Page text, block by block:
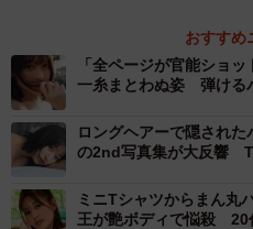
おすすめ
「全ページが官能ショ
一糸まとわぬ姿 弾ける
ロングヘアーで隠され
の2nd写真集が大反響 T
ミニTシャツからまん
王が艶ボディで悩殺 20